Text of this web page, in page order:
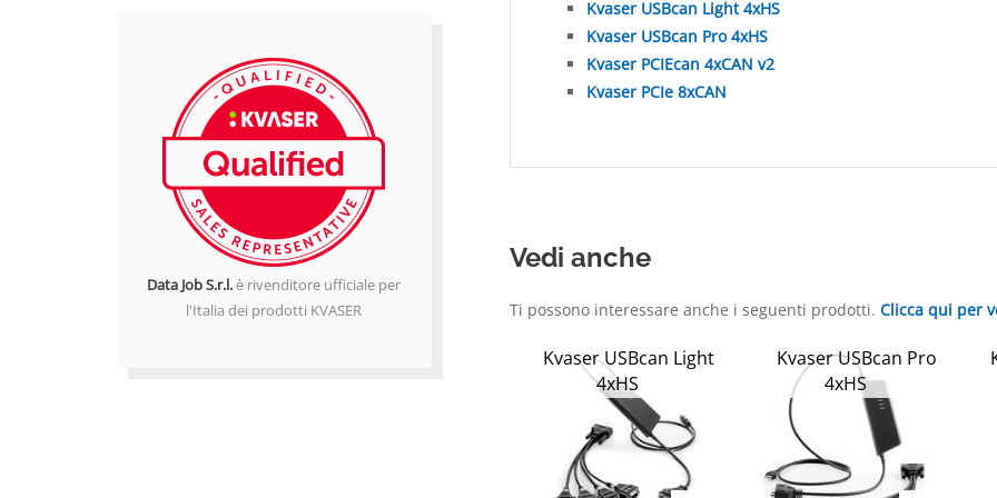
Kvaser USBcan Light 4xHS
Kvaser USBcan Pro 4xHS
Kvaser PCIEcan 4xCAN v2
Kvaser PCIe 8xCAN
Vedi anche
Ti possono interessare anche i seguenti prodotti. Clicca qui per
Kvaser USBcan Light
4xHS
Kvaser USBcan Pro
4xHS
Data Job S.r.l.è rivenditore ufficiale per
l'Italia dei prodotti KVASER